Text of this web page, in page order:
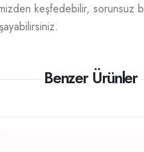
keşfedebilir, sorunsuz
Benzer Ürünler